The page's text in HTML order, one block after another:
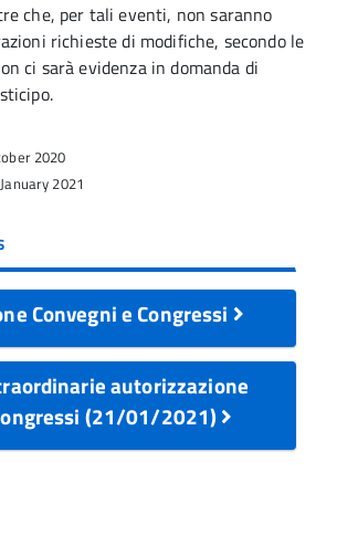
che, per tali eventi, non saranno
richieste di modifiche, secondo le
ci sarà evidenza in domanda di
2020
2021
Convegni e Congressi
autorizzazione
(21/01/2021)